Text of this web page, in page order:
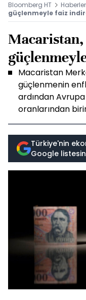
Bloomberg HT Haberler
güçlenmeyle faiz
Macaristan
güçlenmenin
ardından
oranlarından
Türkiye'nin
Google